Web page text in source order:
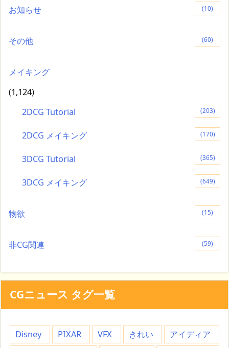
お知らせ (10)
その他 (60)
メイキング
(1,124)
2DCG Tutorial
(203)
2DCG メイキング (170)
3DCG Tutorial (365)
3DCG メイキング (649)
物欲 (15)
非CG関連 (59)
CGニュース タグ一覧
Disney PIXAR VFX きれい
アイディア